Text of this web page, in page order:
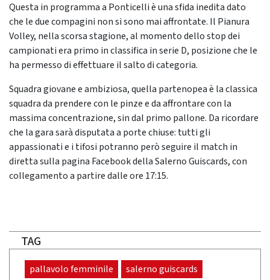
Questa in programma a Ponticelli è una sfida inedita dato
che le due compagini non si sono mai affrontate. Il Pianura
Volley, nella scorsa stagione, al momento dello stop dei
campionati era primo in classifica in serie D, posizione che le
ha permesso di effettuare il salto di categoria.
Squadra giovane e ambiziosa, quella partenopea è la classica
squadra da prendere con le pinze e da affrontare con la
massima concentrazione, sin dal primo pallone. Da ricordare
che la gara sarà disputata a porte chiuse: tutti gli
appassionati e i tifosi potranno però seguire il match in
diretta sulla pagina Facebook della Salerno Guiscards, con
collegamento a partire dalle ore 17:15.
TAG
pallavolo femminile salerno guiscards